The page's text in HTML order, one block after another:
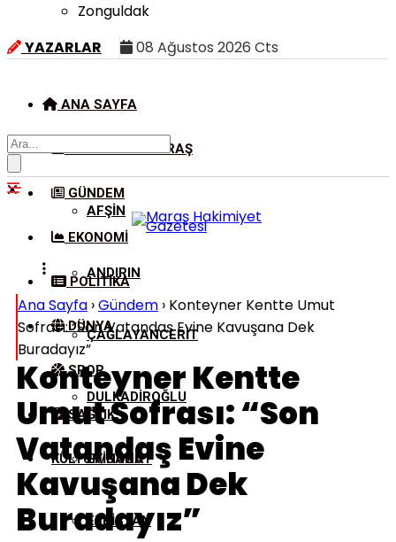
Zonguldak
YAZARLAR
08 Ağustos 2026 Cts
ANA SAYFA
KAHRAMANMARAŞ
AFŞIN
ANDIRIN
ÇAĞLAYANCERIT
DULKADIROĞLU
EKINÖZÜ
ELBISTAN
GÜNDEM
EKONOMI
POLITIKA
DÜNYA
SPOR
SAĞLIK
KÜLTÜR/SANAT
Ana Sayfa ›Gündem › Konteyner Kentte Umut
Sofrası: “Son Vatandaş Evine Kavuşana Dek
Buradayız”
Konteyner Kentte
Umut Sofrası: “Son
Vatandaş Evine
Kavuşana Dek
Buradayız”